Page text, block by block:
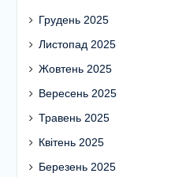
Грудень 2025
Листопад 2025
Жовтень 2025
Вересень 2025
Травень 2025
Квітень 2025
Березень 2025